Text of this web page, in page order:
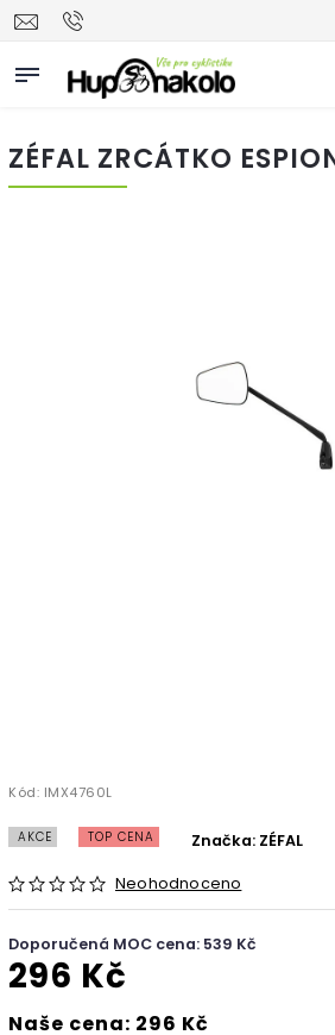
ZÉFAL ZRCÁTKO
Kód: IMX4760L
AKCE TOP CENA
Neohodnoceno
Značka: ZÉFAL
Doporučená MOC cena: 539 Kč
296 Kč
Naše cena: 296 Kč